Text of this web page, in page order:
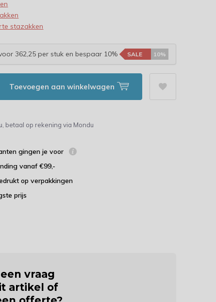
stazakken
362,25 per stuk en bespaar 10% SALE 10%
Toevoegen aan winkelwagen
betaal op rekening via Mondu
gingen je voor
vanaf €99,-
op verpakkingen
prijs
vraag
artikel of